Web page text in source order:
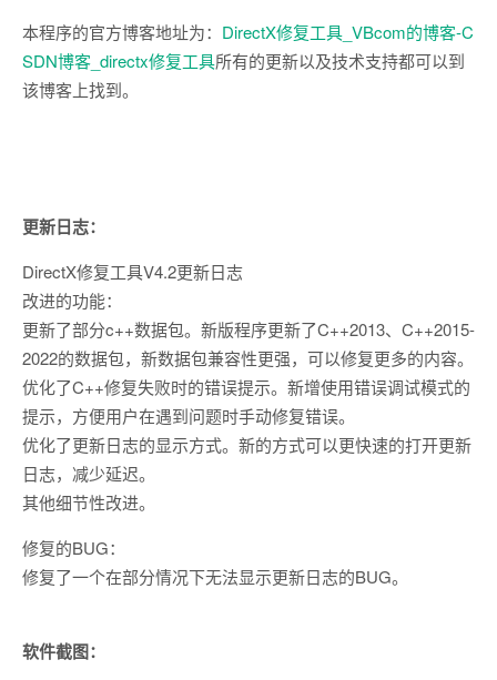
本程序的官方博客地址为： DirectX修复工具_VBcom的博客-C
SDN博客_directx修复工具所有的更新以及技术支持都可以到
该博客上找到。
更新日志：
DirectX修复工具V4.2更新日志
改进的功能：
更新了部分c++数据包。新版程序更新了C++2013、C++2015-
2022的数据包，新数据包兼容性更强，可以修复更多的内容。
优化了C++修复失败时的错误提示。新增使用错误调试模式的
提示，方便用户在遇到问题时手动修复错误。
优化了更新日志的显示方式。新的方式可以更快速的打开更新
日志，减少延迟。
其他细节性改进。
修复的BUG：
修复了一个在部分情况下无法显示更新日志的BUG。
软件截图：